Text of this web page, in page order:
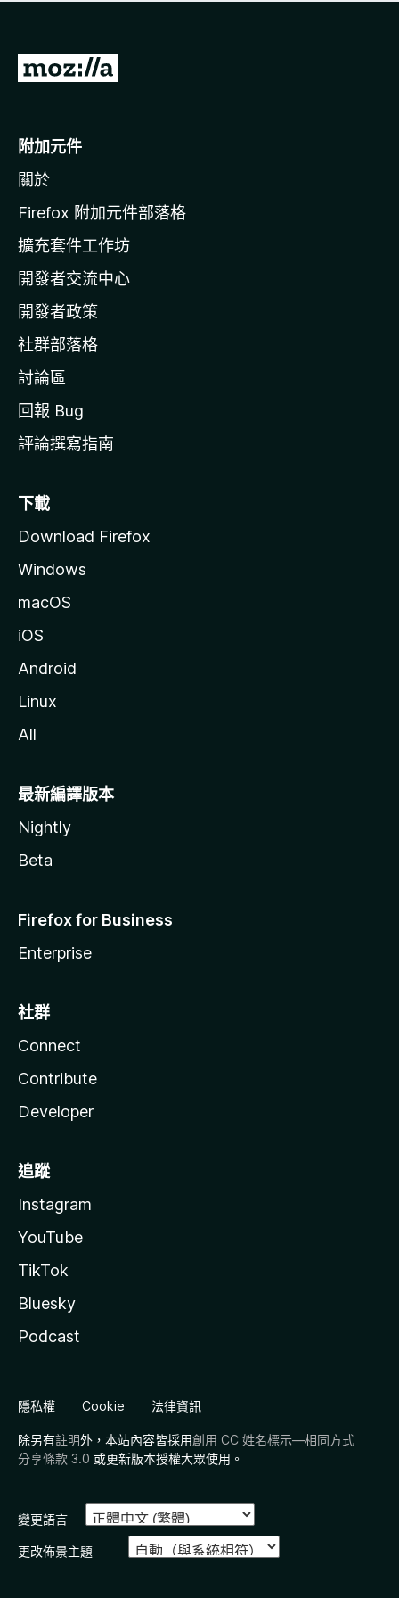
有
前
o
i
l
a
官
網
附加元件
關於
Firefox 附加元件部落格
擴充套件工作坊
開發者交流中心
開發者政策
社群部落格
討論區
回報 Bug
評論撰寫指南
下載
Download Firefox
Windows
macOS
iOS
Android
Linux
All
最新編譯版本
Nightly
Beta
Firefox for Business
Enterprise
社群
Connect
Contribute
Developer
追蹤
Instagram
YouTube
TikTok
Bluesky
Podcast
隱私權 Cookie 法律資訊
除另有註明外，本站內容皆採用創用 CC 姓名標示—相同方式
分享條款 3.0 或更新版本授權大眾使用。
變更語言
更改佈景主題